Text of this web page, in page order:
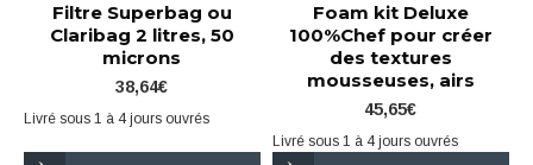
Filtre Superbag ou
Claribag 2 litres, 50
microns
38,64€
Livré sous 1 à 4 jours ouvrés
Foam kit Deluxe
100%Chef pour créer
des textures
mousseuses, airs
45,65€
Livré sous 1 à 4 jours ouvrés